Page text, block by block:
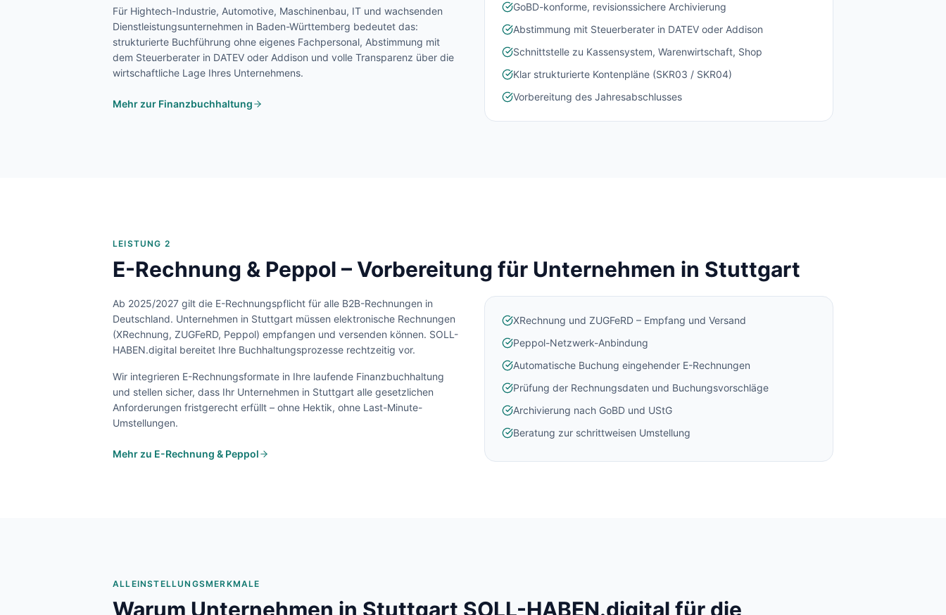
Für Hightech-Industrie, Automotive, Maschinenbau, IT und wachsenden
Dienstleistungsunternehmen in Baden-Württemberg bedeutet das:
strukturierte Buchführung ohne eigenes Fachpersonal, Abstimmung mit
dem Steuerberater in DATEV oder Addison und volle Transparenz über die
wirtschaftliche Lage Ihres Unternehmens.
Mehr zur Finanzbuchhaltung
GoBD-konforme, revisionssichere Archivierung
Abstimmung mit Steuerberater in DATEV oder Addison
Schnittstelle zu Kassensystem, Warenwirtschaft, Shop
Klar strukturierte Kontenpläne (SKR03 / SKR04)
Vorbereitung des Jahresabschlusses
LEISTUNG 2
E-Rechnung & Peppol – Vorbereitung für Unternehmen in Stuttgart
Ab 2025/2027 gilt die E-Rechnungspflicht für alle B2B-Rechnungen in
Deutschland. Unternehmen in Stuttgart müssen elektronische Rechnungen
(XRechnung, ZUGFeRD, Peppol) empfangen und versenden können. SOLL-
HABEN.digital bereitet Ihre Buchhaltungsprozesse rechtzeitig vor.
Wir integrieren E-Rechnungsformate in Ihre laufende Finanzbuchhaltung
und stellen sicher, dass Ihr Unternehmen in Stuttgart alle gesetzlichen
Anforderungen fristgerecht erfüllt – ohne Hektik, ohne Last-Minute-
Umstellungen.
Mehr zu E-Rechnung & Peppol
XRechnung und ZUGFeRD – Empfang und Versand
Peppol-Netzwerk-Anbindung
Automatische Buchung eingehender E-Rechnungen
Prüfung der Rechnungsdaten und Buchungsvorschläge
Archivierung nach GoBD und UStG
Beratung zur schrittweisen Umstellung
ALLEINSTELLUNGSMERKMALE
Warum Unternehmen in Stuttgart SOLL-HABEN.digital für die